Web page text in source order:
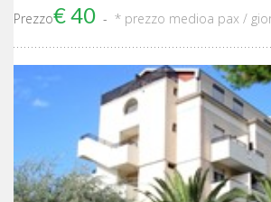
Prezzo€ 40 * prezzo medioa pax /